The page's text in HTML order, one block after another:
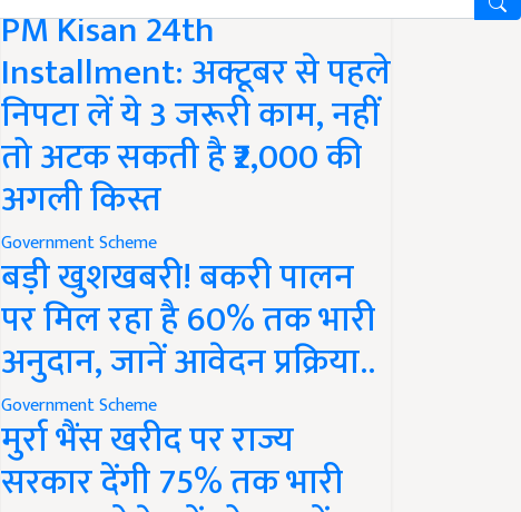
PM Kisan 24th
Installment: अक्टूबर से पहले
निपटा लें ये 3 जरूरी काम, नहीं
तो अटक सकती है ₹2,000 की
अगली किस्त
Government Scheme
बड़ी खुशखबरी! बकरी पालन
पर मिल रहा है 60% तक भारी
अनुदान, जानें आवेदन प्रक्रिया..
Government Scheme
मुर्रा भैंस खरीद पर राज्य
सरकार देंगी 75% तक भारी